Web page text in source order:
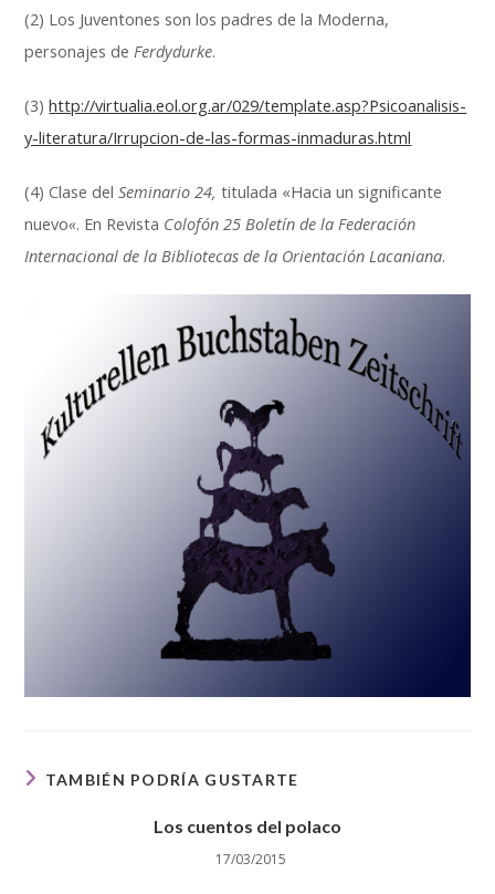
(2) Los Juventones son los padres de la Moderna,
personajes deFerdydurke.
(3)http://virtualia.eol.org.ar/029/template.asp?Psicoanalisis-
y-literatura/Irrupcion-de-las-formas-inmaduras.html
(4) Clase delSeminario 24,titulada «Hacia un significante
nuevo«. En Revista Colofón 25 Boletín de la Federación
Internacional de la Bibliotecas de la Orientación Lacaniana.
TAMBIÉN PODRÍA GUSTARTE
Los cuentos del polaco
17/03/2015